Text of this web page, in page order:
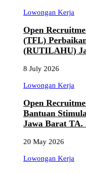
Lowongan Kerja
Open
(TFL)
(RUTILAHU)
8 July 2026
Lowongan Kerja
Open
Bantuan
Jawa Barat TA.
20 May 2026
Lowongan Kerja